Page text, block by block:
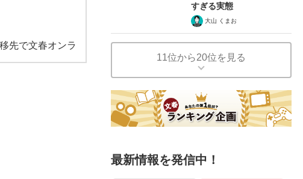
移先で文春オンラ
すぎる実態
大山 くまお
11位から20位を見る
最新情報を発信中！